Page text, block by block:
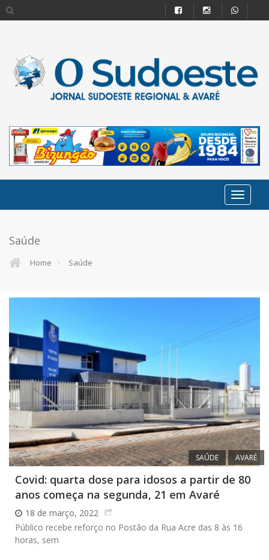
Saúde
Home Saúde
SAÚDE AVARÉ
Covid: quarta dose para idosos a partir de 80
anos começa na segunda, 21 em Avaré
18 de março, 2022
Público recebe reforço no Postão da Rua Acre das 8 às 16
horas, sem